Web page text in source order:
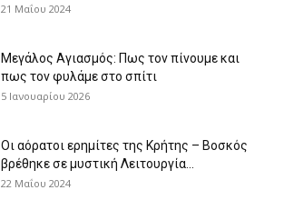
21 Μαΐου 2024
Μεγάλος Αγιασμός: Πως τον πίνουμε και
πως τον φυλάμε στο σπίτι
5 Ιανουαρίου 2026
Οι αόρατοι ερημίτες της Κρήτης – Βοσκός
βρέθηκε σε μυστική Λειτουργία...
22 Μαΐου 2024